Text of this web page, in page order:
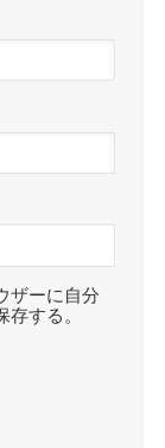
ザーに自分
する。